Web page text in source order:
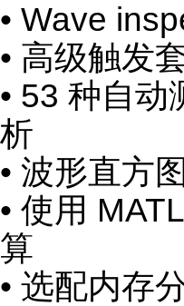
• Wave
• 高级触发
• 53 种自
析
• 波形直方
• 使用
算
• 选配内存